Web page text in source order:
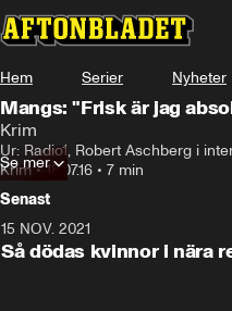
Hem Serier Nyheter
Mangs: "Frisk är jag
Krim
Ur: Radio1, Robert Aschberg i
Krim•18.07.16 • 7 min
Se mer
Senast
15 NOV. 2021
Så dödas kvinnor i nära